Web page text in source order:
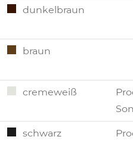
dunkelbraun
braun
cremeweiß
schwarz